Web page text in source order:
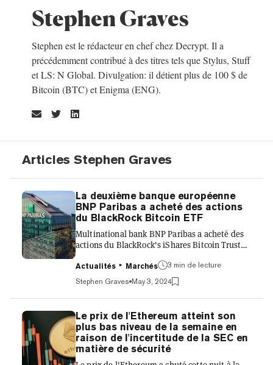
Stephen Graves
Stephen est le rédacteur en chef chez Decrypt. Il a
précédemment contribué à des titres tels que Stylus, Stuff
et LS: N Global. Divulgation: il détient plus de 100 $ de
Bitcoin (BTC) et Enigma (ENG).
Articles Stephen Graves
La deuxième banque européenne
BNP Paribas a acheté des actions
du BlackRock Bitcoin ETF
Multinational bank BNP Paribas a acheté des
actions du BlackRock's iShares Bitcoin Trust
auprès de la Securities and Exchange
Commission (SEC) des États-Unis. Selon le
rapport 13F de la société déposé le 1er mai,
BNP Paribas a acheté 1 030 actions IBIT au
premier trimestre de 2024 à 40,47 $ l'action,
pour un total de 41 684,10 $—moins que la
valeur d'un seul Bitcoin, aux prix actuels. La
deuxième plus grande banque d'Europe en
termes d'actifs, BNP Paribas...
Actualités Marchés
3 min de lecture
Stephen Graves May 3, 2024
Le prix de l'Ethereum atteint son
plus bas niveau de la semaine en
raison de l'incertitude de la SEC en
matière de sécurité